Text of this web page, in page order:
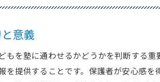
保護者説明会で確認したい
サポート体制が充実した
意義
もを塾に通わせるかどうかを判断する
を提供することです。保護者が安心感